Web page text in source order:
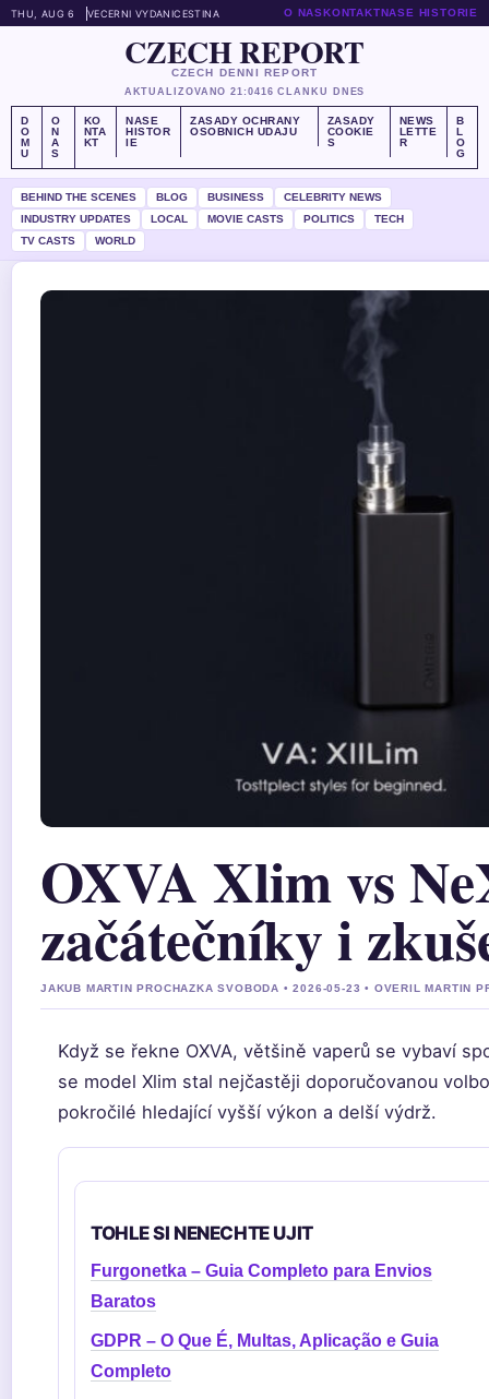
THU, AUG 6 VECERNI VYDANICESTINA O NASKONTAKTNASE HISTORIE
CZECH REPORT
CZECH DENNI REPORT
AKTUALIZOVANO 21:0416 CLANKU DNES
D
O
M
U
O
N
A
S
KO
NTA
KT
NASE
HISTOR
IE
ZASADY OCHRANY
OSOBNICH UDAJU
ZASADY
COOKIE
S
NEWS
LETTE
R
B
L
O
G
BEHIND THE SCENES BLOG BUSINESS
CELEBRITY NEWS
INDUSTRY UPDATES
LOCAL MOVIE CASTS POLITICS
TECH
TV CASTS
WORLD
OXVA Xlim vs
začátečníky i
JAKUB MARTIN PROCHAZKA SVOBODA • 2026-05-23 • OVERIL MARTIN
Když se řekne OXVA, většině vaperů se vybaví
se model Xlim stal nejčastěji doporučovanou
pokročilé hledající vyšší výkon a delší výdrž.
TOHLE SI NENECHTE UJIT
Furgonetka – Guia Completo para Envios
Baratos
GDPR – O Que É, Multas, Aplicação e Guia
Completo